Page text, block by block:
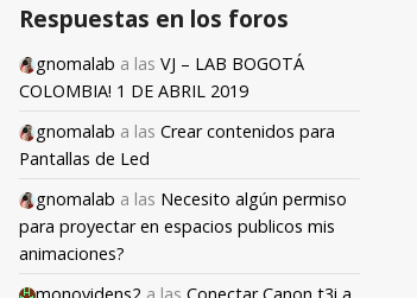
Respuestas en los foros
gnomalab a las VJ – LAB BOGOTÁ
COLOMBIA! 1 DE ABRIL 2019
gnomalab a las Crear contenidos para
Pantallas de Led
gnomalab a las Necesito algún permiso
para proyectar en espacios publicos mis
animaciones?